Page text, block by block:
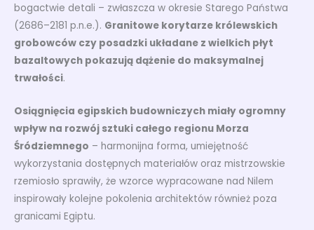
bogactwie detali – zwłaszcza w okresie Starego Państwa
(2686–2181 p.n.e.). Granitowe korytarze królewskich
grobowców czy posadzki układane z wielkich płyt
bazaltowych pokazują dążenie do maksymalnej
trwałości.
Osiągnięcia egipskich budowniczych miały ogromny
wpływ na rozwój sztuki całego regionu Morza
Śródziemnego – harmonijna forma, umiejętność
wykorzystania dostępnych materiałów oraz mistrzowskie
rzemiosło sprawiły, że wzorce wypracowane nad Nilem
inspirowały kolejne pokolenia architektów również poza
granicami Egiptu.